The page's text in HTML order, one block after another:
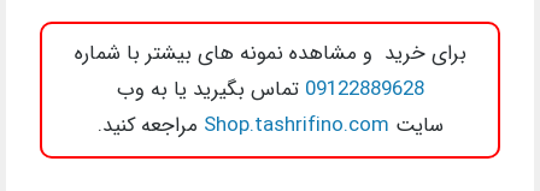
برای خرید و مشاهده نمونه های بیشتر با شماره
09122889628 تماس بگیرید یا به وب
سایت Shop.tashrifino.com مراجعه کنید.